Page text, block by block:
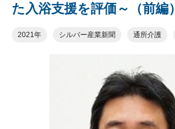
た入浴支援を評価～（前編）
2021年 シルバー産業新聞 通所介護